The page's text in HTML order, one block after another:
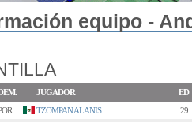
equipo -
JUGADOR
ED
TZOMPAN ALANIS
29